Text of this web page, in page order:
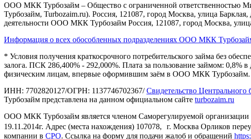
ООО МКК Турбозайм – Общество с ограниченной ответственностью
Турбозайм, Turbozaim.ru). Россия, 121087, город Москва, улица
деятельности ООО МКК Турбозайм Россия, 121087, город Москва,
Информация о всех обособленных подразделениях ООО МКК
* Условия получения краткосрочного потребительского займа без
залога. ПСК 286,400% - 292,000%. Плата за пользование займом: 0,8%
физическим лицам, впервые оформившим заём в ООО МКК Турбозайм.
ИНН: 7702820127/ОГРН: 1137746702367/Свидетельство Центрального
Турбозайм представлена на данном официальном сайте turbozaim.ru
ООО МКК Турбозайм является членом Саморегулируемой
19.11.2014г. Адрес (места нахождения) 107078, г. Москва Орликов
компании в СРО. Ссылка на форму для подачи жалоб и обращений